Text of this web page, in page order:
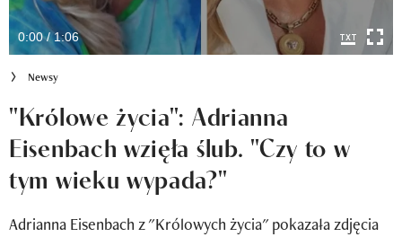
Inspiracje
Newsy
Newsletter
Wizaz Summer Influ School
0:00 / 1:06
Newsy
"Królowe życia": Adrianna
Eisenbach wzięła ślub. "Czy to w
tym wieku wypada?"
Adrianna Eisenbach z "Królowych życia" pokazała zdjęcia